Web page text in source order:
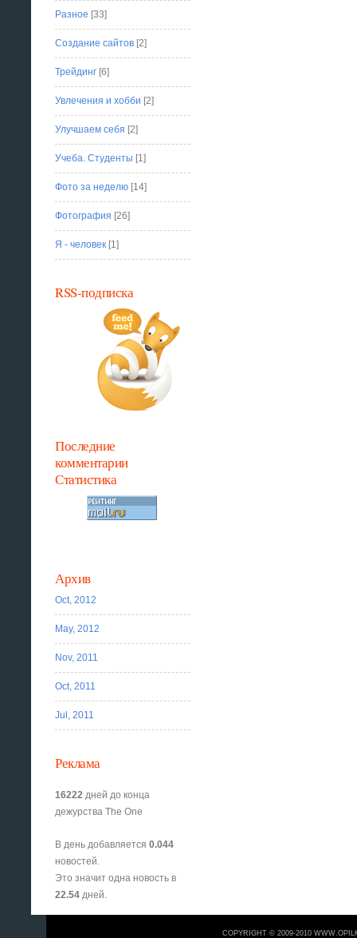
Разное [33]
Создание сайтов [2]
Трейдинг [6]
Увлечения и хобби [2]
Улучшаем себя [2]
Учеба. Студенты [1]
Фото за неделю [14]
Фотография [26]
Я - человек [1]
RSS-подписка
Последние
комментарии
Статистика
Архив
Oct, 2012
May, 2012
Nov, 2011
Oct, 2011
Jul, 2011
Реклама
16222 дней до конца
дежурства The One
В день добавляется0.044
новостей.
Это значит одна новость в
22.54 дней.
COPYRIGHT © 2009-2010